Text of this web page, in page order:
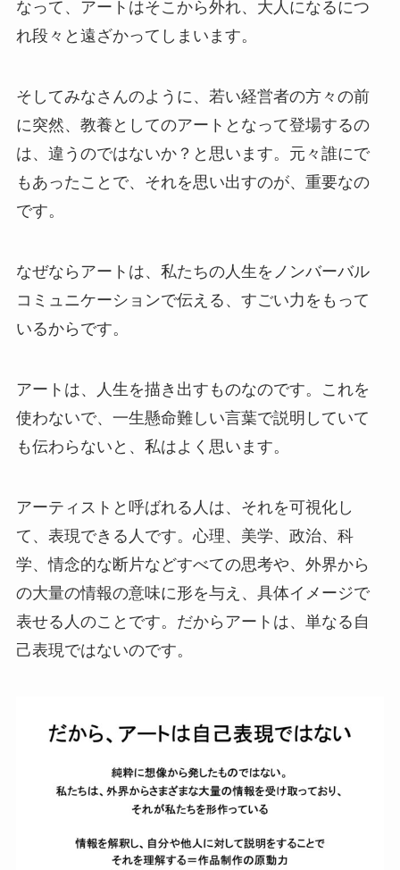
なって、アートはそこから外れ、大人になるにつ
れ段々と遠ざかってしまいます。
そしてみなさんのように、若い経営者の方々の前
に突然、教養としてのアートとなって登場するの
は、違うのではないか？と思います。元々誰にで
もあったことで、それを思い出すのが、重要なの
です。
なぜならアートは、私たちの人生をノンバーバル
コミュニケーションで伝える、すごい力をもって
いるからです。
アートは、人生を描き出すものなのです。これを
使わないで、一生懸命難しい言葉で説明していて
も伝わらないと、私はよく思います。
アーティストと呼ばれる人は、それを可視化し
て、表現できる人です。心理、美学、政治、科
学、情念的な断片などすべての思考や、外界から
の大量の情報の意味に形を与え、具体イメージで
表せる人のことです。だからアートは、単なる自
己表現ではないのです。